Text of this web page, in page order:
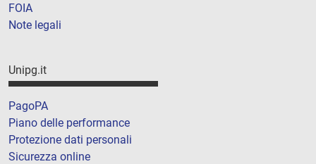
FOIA
Note legali
Unipg.it
PagoPA
Piano delle performance
Protezione dati personali
Sicurezza online